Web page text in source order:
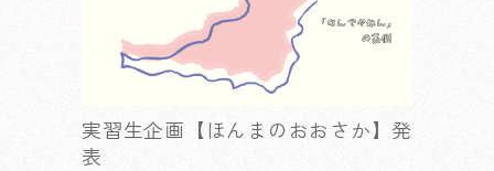
実習生企画【ほんまのおおさか】発
表